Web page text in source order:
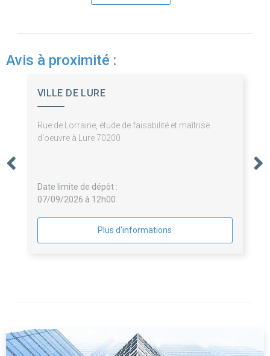
Avis à proximité :
VILLE DE LURE
Rue de Lorraine, étude de faisabilité et maîtrise
d'oeuvre à Lure 70200
Date limite de dépôt :
07/09/2026 à 12h00
Plus d'informations